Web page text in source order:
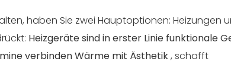
haben Sie zwei Hauptoptionen: Heizungen
Heizgeräte sind in erster Linie funktionale
verbinden Wärme mit Ästhetik, schafft